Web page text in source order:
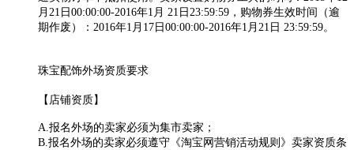
月21日00:00:00-2016年1月 21日23:59:59，购物券生效时间（逾
期作废）：2016年1月17日00:00:00-2016年1月21日 23:59:59。
珠宝配饰外场资质要求
【店铺资质】
A.报名外场的卖家必须为集市卖家；
B.报名外场的卖家必须遵守《淘宝网营销活动规则》卖家资质条